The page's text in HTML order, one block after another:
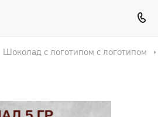
Шоколад с логотипом с логотипом